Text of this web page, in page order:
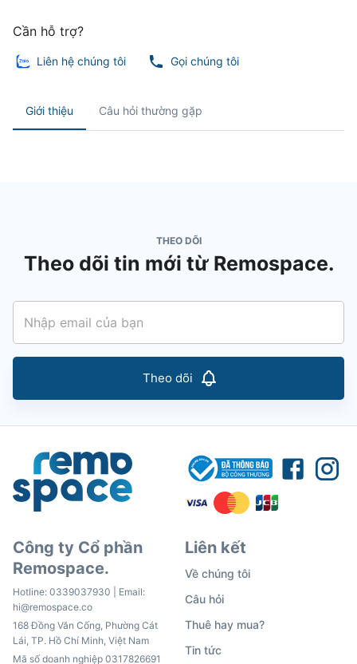
Cần hỗ trợ?
Liên hệ chúng tôi Gọi chúng tôi
Giới thiệu Câu hỏi thường gặp
THEO DÕI
Theo dõi tin mới từ Remospace.
Theo dõi
Công ty Cổ phần
Remospace.
Hotline: 0339037930 | Email:
hi@remospace.co
168 Đồng Văn Cống, Phường Cát
Lái, TP. Hồ Chí Minh, Việt Nam
Mã số doanh nghiệp 0317826691
Liên kết
Về chúng tôi
Câu hỏi
Thuê hay mua?
Tin tức